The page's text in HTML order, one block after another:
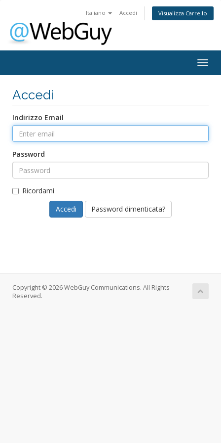
Italiano Accedi Visualizza Carrello
Accedi
Indirizzo Email
Password
Ricordami
Password dimenticata?
Copyright © 2026 WebGuy Communications. All Rights
Reserved.